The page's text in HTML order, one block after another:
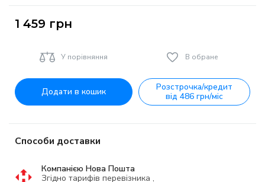
1 459 грн
У порівняння В обране
Додати в кошик
Розстрочка/кредит
від 486 грн/міс
Способи доставки
Компанією Нова Пошта
Згідно тарифів перевізника ,